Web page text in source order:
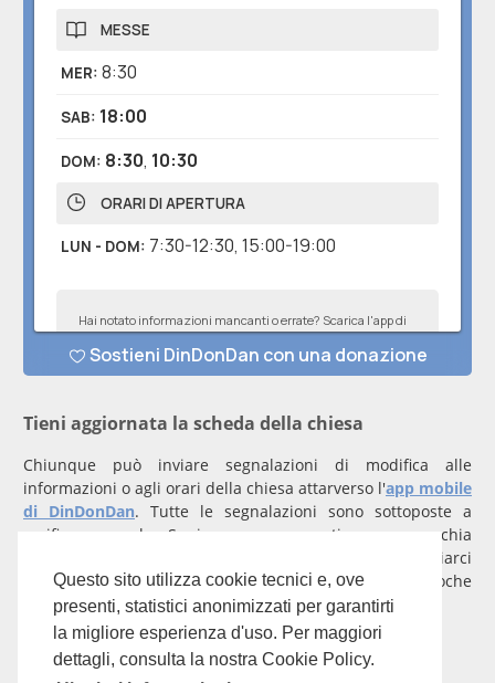
Questo sito utilizza cookie tecnici e, ove
presenti, statistici anonimizzati per garantirti
la migliore esperienza d'uso. Per maggiori
dettagli, consulta la nostra Cookie Policy.
Tieni aggiornata la scheda della chiesa
Chiunque può inviare segnalazioni di modifica alle
informazioni o agli orari della chiesa attarverso l'app mobile
di DinDonDan. Tutte le segnalazioni sono sottoposte a
verifica manuale. Se invece rappresenti una parrocchia
con un account verificato per inviarci
comunicazioni prioritarie che saranno gestite entro poche
Per qualunque domanda scrivi ainfo@dindondan.app